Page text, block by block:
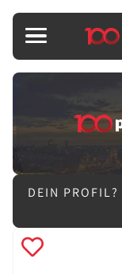
DEIN PROFIL?